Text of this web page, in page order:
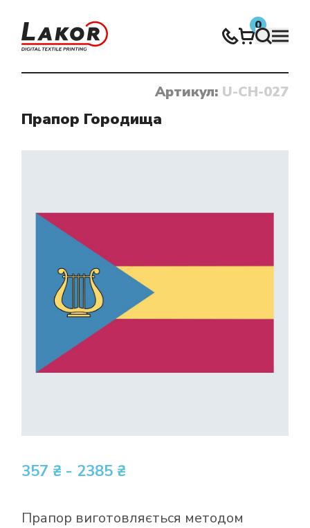
0
Нічого не знайдено
Артикул: U-CH-027
Прапор Городища
357 ₴ - 2385 ₴
Прапор виготовляється методом